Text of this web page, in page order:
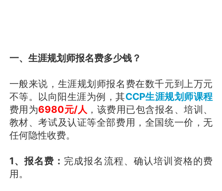
一、生涯规划师报名费多少钱？
一般来说，生涯规划师报名费在数千元到上万元
不等。以向阳生涯为例，其CCP生涯规划师课程
费用为6980元/人 ，该费用已包含报名、培训、
教材、考试及认证等全部费用，全国统一价，无
任何隐性收费。
1、报名费： 完成报名流程、确认培训资格的费
用。